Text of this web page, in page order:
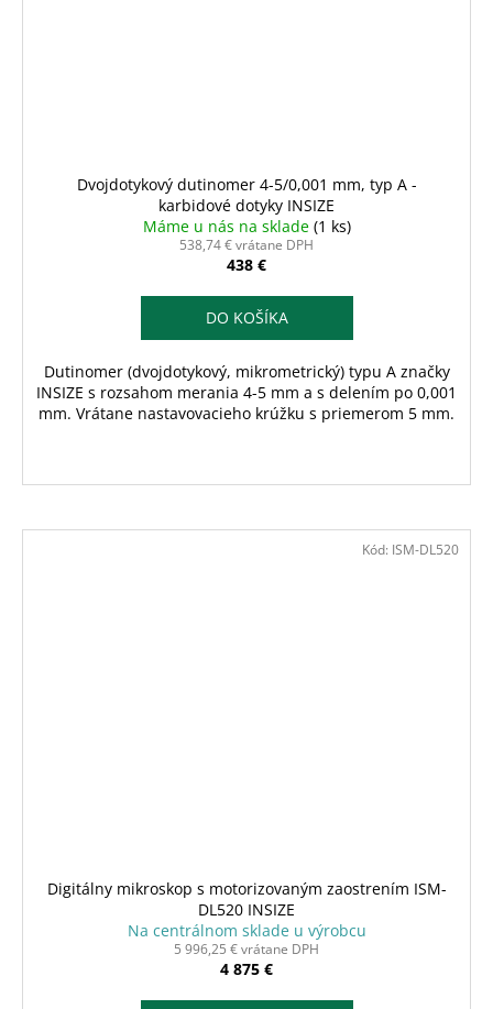
Dvojdotykový dutinomer 4-5/0,001 mm, typ A -
karbidové dotyky INSIZE
Máme u nás na sklade (1 ks)
538,74 € vrátane DPH
438 €
DO KOŠÍKA
Dutinomer (dvojdotykový, mikrometrický) typu A značky
INSIZE s rozsahom merania 4-5 mm a s delením po 0,001
mm. Vrátane nastavovacieho krúžku s priemerom 5 mm.
Digitálny mikroskop s motorizovaným zaostrením ISM-
DL520 INSIZE
Na centrálnom sklade u výrobcu
5 996,25 € vrátane DPH
4 875 €
Kód: ISM-DL520